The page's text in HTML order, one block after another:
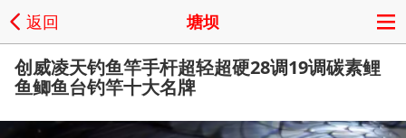
返回 塘坝
创威凌天钓鱼竿手杆超轻超硬28调19调碳素鲤
鱼鲫鱼台钓竿十大名牌